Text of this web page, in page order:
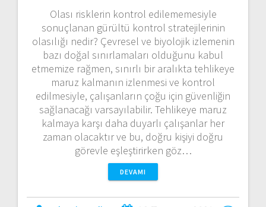
Olası risklerin kontrol edilememesiyle
sonuçlanan gürültü kontrol stratejilerinin
olasılığı nedir? Çevresel ve biyolojik izlemenin
bazı doğal sınırlamaları olduğunu kabul
etmemize rağmen, sınırlı bir aralıkta tehlikeye
maruz kalmanın izlenmesi ve kontrol
edilmesiyle, çalışanların çoğu için güvenliğin
sağlanacağı varsayılabilir. Tehlikeye maruz
kalmaya karşı daha duyarlı çalışanlar her
zaman olacaktır ve bu, doğru kişiyi doğru
görevle eşleştirirken göz…
DEVAMI